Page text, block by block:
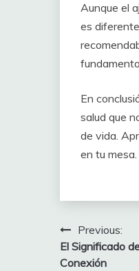
Aunque el
es
En
salud que
de vida.
en tu
PostPrevious:
El Significado
Conexión